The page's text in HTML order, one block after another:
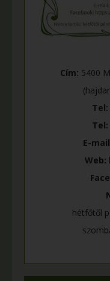
Cím: 5400
Tel:
Tel:
E-
Web:
hétfőtől